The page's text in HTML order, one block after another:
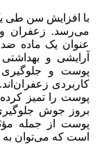
با افزایش سن طی
می‌رسد. زعفران
عنوان یک ماده
آرایشی و
پوست و
کاربردی
پوست را تمیز
بروز جوش
پوست از جمله
است که می‌توان